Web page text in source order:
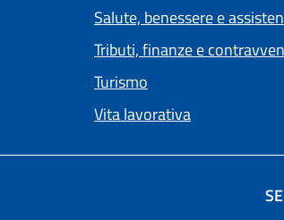
Salute, benessere e
Tributi, finanze e
Turismo
Vita lavorativa